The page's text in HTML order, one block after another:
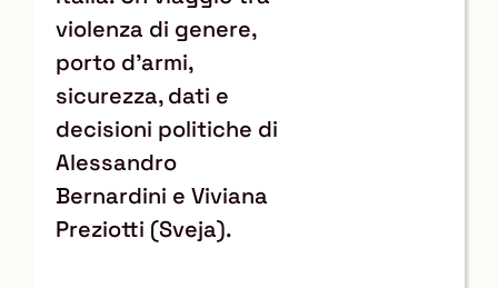
violenza di genere,
porto d’armi,
sicurezza, dati e
decisioni politiche di
Alessandro
Bernardini e Viviana
Preziotti (Sveja).